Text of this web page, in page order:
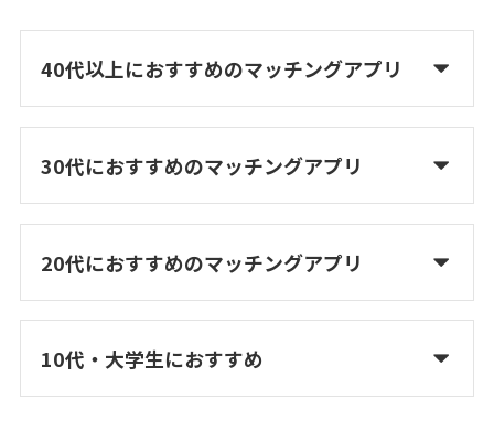
40代以上におすすめのマッチングアプリ
30代におすすめのマッチングアプリ
20代におすすめのマッチングアプリ
10代・大学生におすすめ